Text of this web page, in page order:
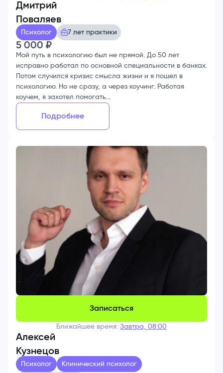
Дмитрий
Поваляев
Психолог 7 лет практики
5 000 ₽
Мой путь в психологию был не прямой. До 50 лет
исправно работал по основной специальности в банках.
Потом случился кризис смысла жизни и я пошел в
психологию. Но не сразу, а через коучинг. Работая
коучем, я захотел помогать...
Подробнее
Записаться
Ближайшее время: Завтра, 08:00
Алексей
Кузнецов
Психолог Клинический психолог